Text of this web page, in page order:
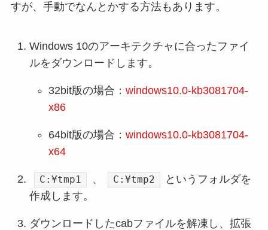
すが、手動でなんとかする方法もあります。
Windows 10のアーキテクチャに合ったファイ
ルをダウンロードします。
32bit版の場合： windows10.0-kb3081704-
x86
64bit版の場合： windows10.0-kb3081704-
x64
C:¥tmp1 、 C:¥tmp2
というフォルダを
作成します。
ダウンロードしたcabファイルを解凍し、拡張